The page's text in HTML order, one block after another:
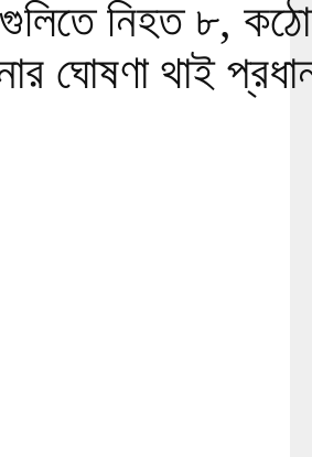
নিহত ৮,
ঘোষণা থাই